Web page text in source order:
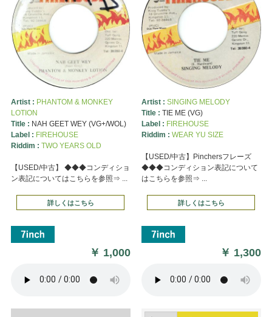
Artist : PHANTOM & MONKEY
LOTION
Title : NAH GEET WEY (VG+/WOL)
Label : FIREHOUSE
Riddim : TWO YEARS OLD
【USED/中古】 ◆◆◆コンディショ
ン表記についてはこちらを参照⇒ ...
詳しくはこちら
￥ 1,000
Artist : SINGING MELODY
Title : TIE ME (VG)
Label : FIREHOUSE
Riddim : WEAR YU SIZE
【USED/中古】Pinchersフレーズ
◆◆◆コンディション表記について
はこちらを参照⇒ ...
詳しくはこちら
￥ 1,300